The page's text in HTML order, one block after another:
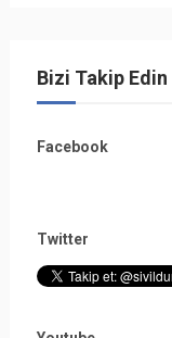
Bizi Takip Edin
Facebook
Twitter